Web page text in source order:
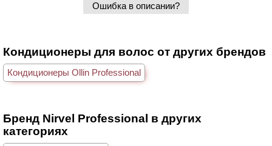
Ошибка в описании?
Кондиционеры для волос от других брендов
Кондиционеры Ollin Professional
Бренд Nirvel Professional в других
категориях